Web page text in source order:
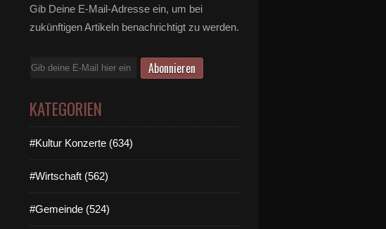
Gib Deine E-Mail-Adresse ein, um bei
zukünftigen Artikeln benachrichtigt zu werden.
E-
KATEGORIEN
#Kultur Konzerte (634)
#Wirtschaft (562)
#Gemeinde (524)